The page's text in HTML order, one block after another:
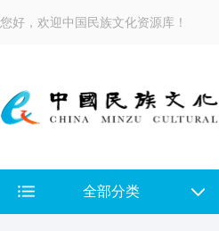
您好，欢迎中国民族文化资源库！
全部分类